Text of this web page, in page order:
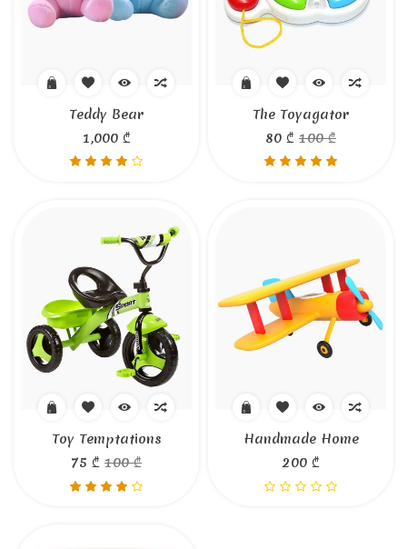
Teddy Bear
1,000 ₾
The Toyagator
80 ₾ 100 ₾
Toy Temptations
75 ₾ 100 ₾
Handmade Home
200 ₾